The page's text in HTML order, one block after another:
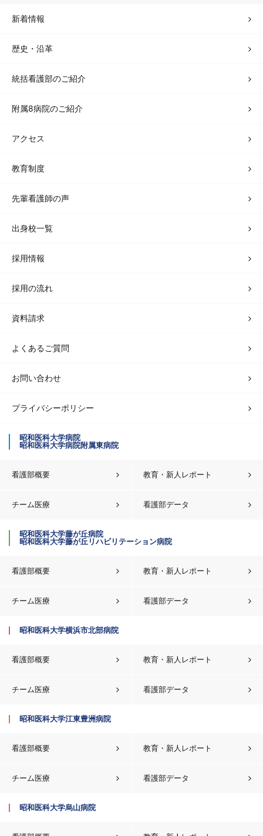
新着情報
歴史・沿革
統括看護部のご紹介
附属8病院のご紹介
アクセス
教育制度
先輩看護師の声
出身校一覧
採用情報
採用の流れ
資料請求
よくあるご質問
お問い合わせ
プライバシーポリシー
昭和医科大学病院
昭和医科大学病院附属東病院
看護部概要
チーム医療
教育・新人レポート
看護部データ
昭和医科大学藤が丘病院
昭和医科大学藤が丘リハビリテーション病院
看護部概要
チーム医療
教育・新人レポート
看護部データ
昭和医科大学横浜市北部病院
看護部概要
チーム医療
教育・新人レポート
看護部データ
昭和医科大学江東豊洲病院
看護部概要
チーム医療
教育・新人レポート
看護部データ
昭和医科大学烏山病院